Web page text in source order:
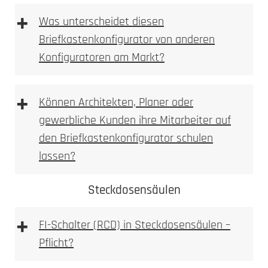
2. Ausmessen
LED-Leuchte
Briefkasten Konfigurator
+
Was unterscheidet diesen
Briefkastenkonfigurator von anderen
Konfiguratoren am Markt?
Briefkasten Konfigurator
+
Können Architekten, Planer oder
gewerbliche Kunden ihre Mitarbeiter auf
den Briefkastenkonfigurator schulen
lassen?
Briefkastenkonfigurator
Steckdosensäulen
+
FI-Schalter (RCD) in Steckdosensäulen –
Pflicht?